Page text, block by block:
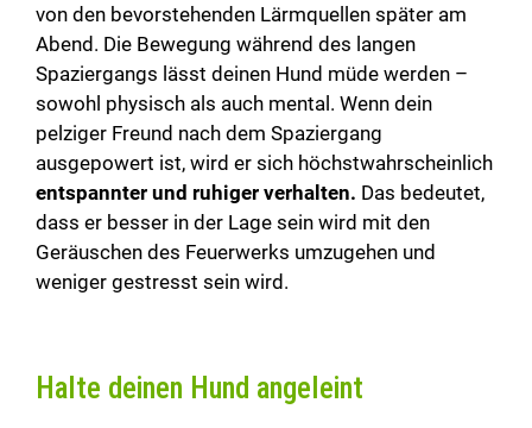
von den bevorstehenden Lärmquellen später am
Abend. Die Bewegung während des langen
Spaziergangs lässt deinen Hund müde werden –
sowohl physisch als auch mental. Wenn dein
pelziger Freund nach dem Spaziergang
ausgepowert ist, wird er sich höchstwahrscheinlich
entspannter und ruhiger verhalten. Das bedeutet,
dass er besser in der Lage sein wird mit den
Geräuschen des Feuerwerks umzugehen und
weniger gestresst sein wird.
Halte deinen Hund angeleint